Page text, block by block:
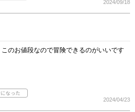
2024/09/18
のお値段なので冒険できるのがいいです
2024/04/23